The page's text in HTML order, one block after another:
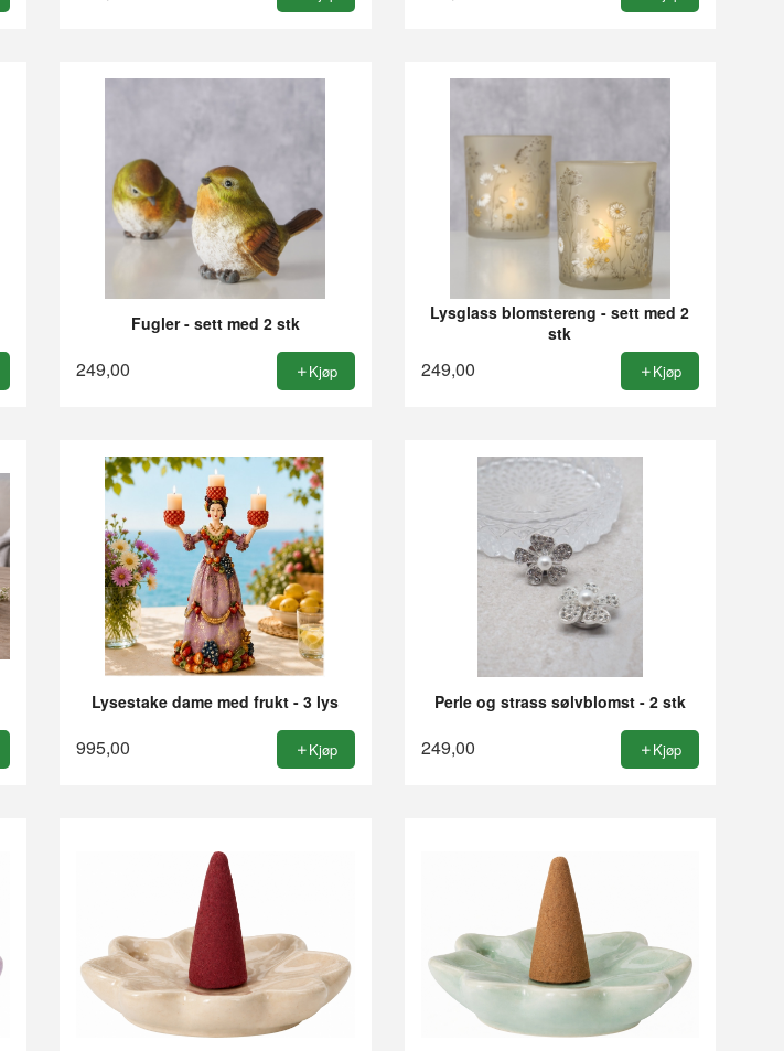
Fugler - sett med 2 stk
249,00 Kjøp
Lysglass blomstereng - sett med 2
stk
249,00 Kjøp
Lysestake dame med frukt - 3 lys
995,00 Kjøp
Perle og strass sølvblomst - 2 stk
249,00 Kjøp